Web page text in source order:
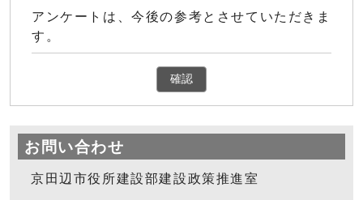
アンケートは、今後の参考とさせていただきま
す。
確認
お問い合わせ
京田辺市役所建設部建設政策推進室